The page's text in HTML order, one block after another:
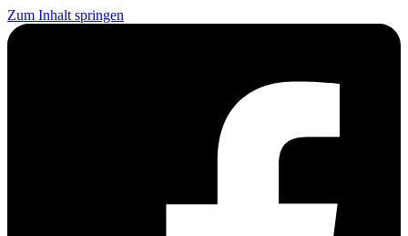
Zum Inhalt springen